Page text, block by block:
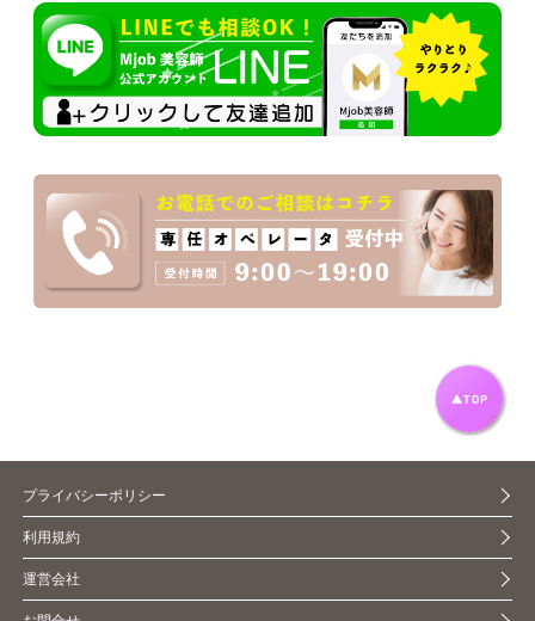
プライバシーポリシー
利用規約
運営会社